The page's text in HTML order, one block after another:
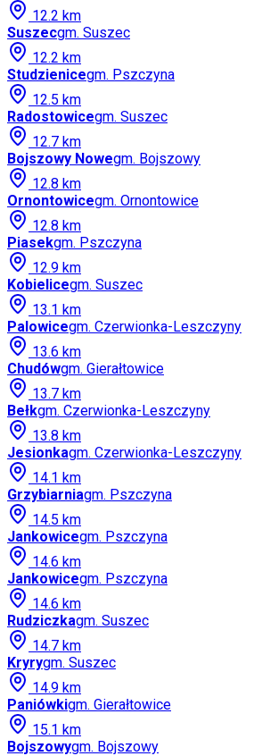
12.2 km
Suszecgm. Suszec
12.2 km
Studzienicegm. Pszczyna
12.5 km
Radostowicegm. Suszec
12.7 km
Bojszowy Nowegm. Bojszowy
12.8 km
Ornontowicegm. Ornontowice
12.8 km
Piasekgm. Pszczyna
12.9 km
Kobielicegm. Suszec
13.1 km
Palowicegm. Czerwionka-Leszczyny
13.6 km
Chudówgm. Gierałtowice
13.7 km
Bełkgm. Czerwionka-Leszczyny
13.8 km
Jesionkagm. Czerwionka-Leszczyny
14.1 km
Grzybiarniagm. Pszczyna
14.5 km
Jankowicegm. Pszczyna
14.6 km
Jankowicegm. Pszczyna
14.6 km
Rudziczkagm. Suszec
14.7 km
Kryrygm. Suszec
14.9 km
Paniówkigm. Gierałtowice
15.1 km
Bojszowygm. Bojszowy